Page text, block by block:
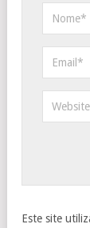
Este site